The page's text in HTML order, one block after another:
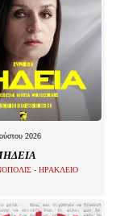
2026
- ΗΡΑΚΛΕΙΟ